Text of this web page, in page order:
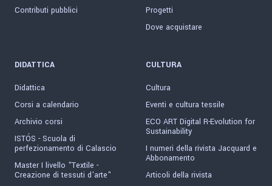
Contributi pubblici
Progetti
Dove acquistare
DIDATTICA
Didattica
Corsi a calendario
Archivio corsi
ISTÓS - Scuola di
perfezionamento di Calascio
Master I livello "Textile -
Creazione di tessuti d'arte"
CULTURA
Cultura
Eventi e cultura tessile
ECO ART Digital R-Evolution for
Sustainability
I numeri della rivista Jacquard e
Abbonamento
Articoli della rivista